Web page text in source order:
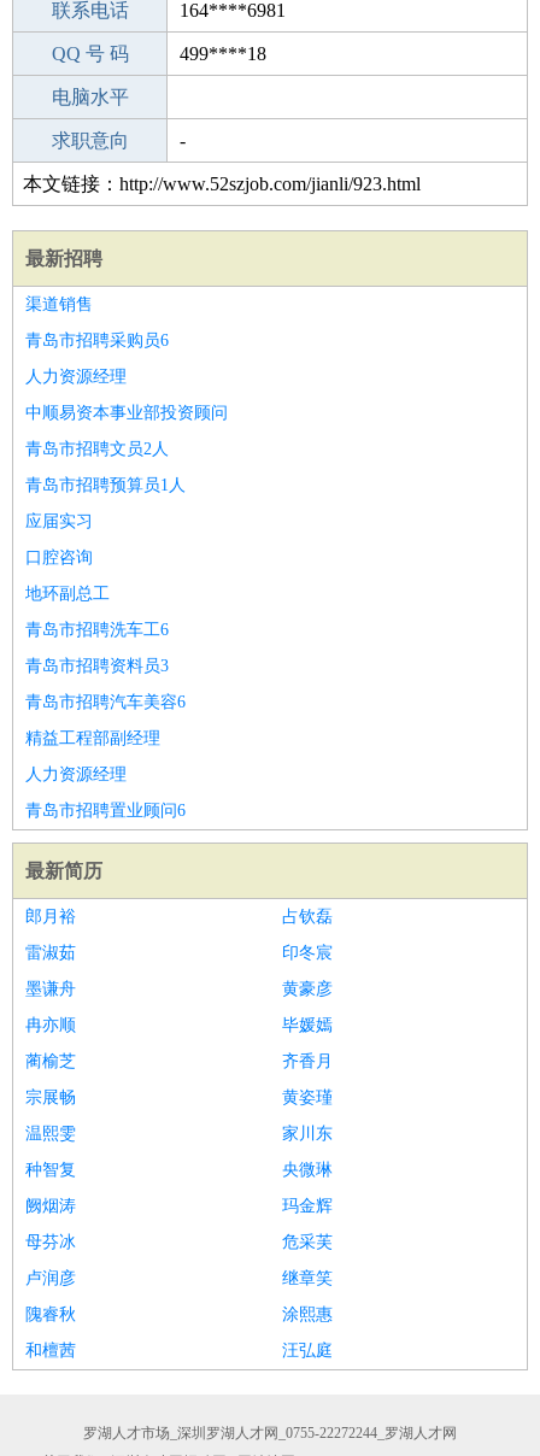
期望月薪
联系电话 164****6981
手机号码 164****6981
QQ 号 码 499****18
微信号码
电脑水平
外语水平
求职意向 -
本文链接：http://www.52szjob.com/jianli/923.html
最新招聘
渠道销售
青岛市招聘采购员6
人力资源经理
中顺易资本事业部投资顾问
青岛市招聘文员2人
青岛市招聘预算员1人
应届实习
口腔咨询
地环副总工
青岛市招聘洗车工6
青岛市招聘资料员3
青岛市招聘汽车美容6
精益工程部副经理
人力资源经理
青岛市招聘置业顾问6
最新简历
郎月裕
占钦磊
雷淑茹
印冬宸
墨谦舟
黄豪彦
冉亦顺
毕媛嫣
蔺榆芝
齐香月
宗展畅
黄姿瑾
温熙雯
家川东
种智复
央微琳
阙烟涛
玛金辉
母芬冰
危采芙
卢润彦
继章笑
隗睿秋
涂熙惠
和檀茜
汪弘庭
罗湖人才市场_深圳罗湖人才网_0755-22272244_罗湖人才网